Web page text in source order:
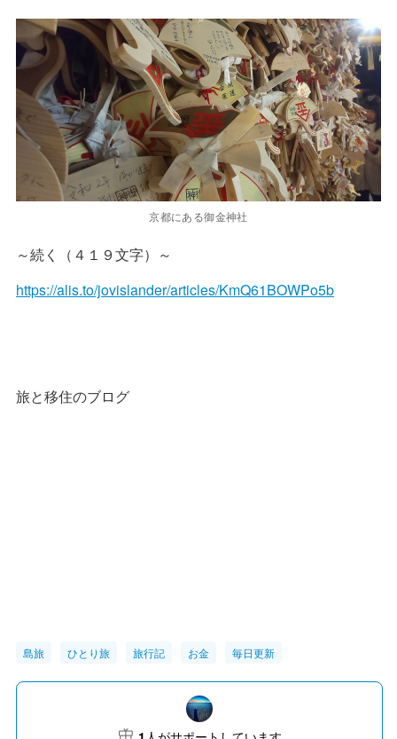
京都にある御金神社
～続く（４１９文字）～
https://alis.to/jovislander/articles/KmQ61BOWPo5b
旅と移住のブログ
島旅 ひとり旅 旅行記 お金 毎日更新